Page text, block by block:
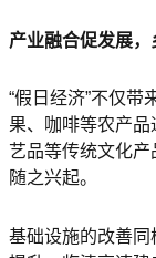
产业融合促发展
“假日经济”不仅带
果、咖啡等农产
艺品等传统文化
随之兴起。
基础设施的改善